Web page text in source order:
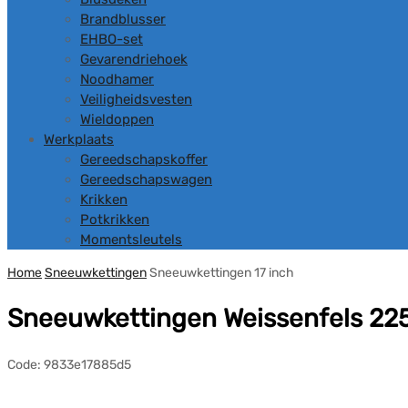
Brandblusser
EHBO-set
Gevarendriehoek
Noodhamer
Veiligheidsvesten
Wieldoppen
Werkplaats
Gereedschapskoffer
Gereedschapswagen
Krikken
Potkrikken
Momentsleutels
HomeSneeuwkettingenSneeuwkettingen 17 inch
Sneeuwkettingen Weissenfels
Code: 9833e17885d5